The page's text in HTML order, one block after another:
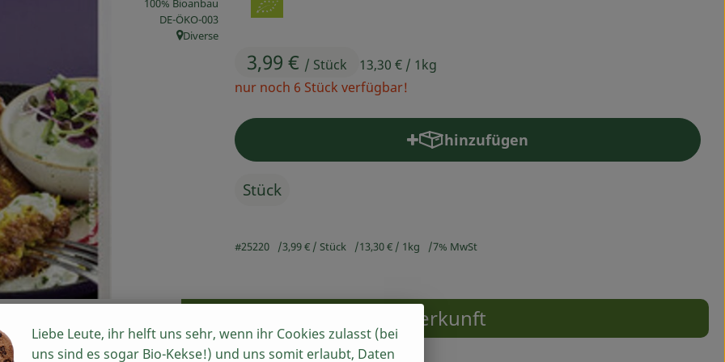
3,99 € / Stück 13,30 € / 1kg
nur noch 6 Stück verfügbar!
100% Bioanbau
, Kontrollstelle:
DE-ÖKO-003
, Herkunft:
Diverse
hinzufügen
Produkt zum Warenkorb hinzufügen
Stück
#25220 3,99 € / Stück 13,30 € / 1kg 7% MwSt
Rezepte
Herkunft
keine passenden Rezepte gefunden.
Liebe Leute, ihr helft uns sehr, wenn ihr Cookies zulasst (bei
uns sind es sogar Bio-Kekse!) und uns somit erlaubt, Daten